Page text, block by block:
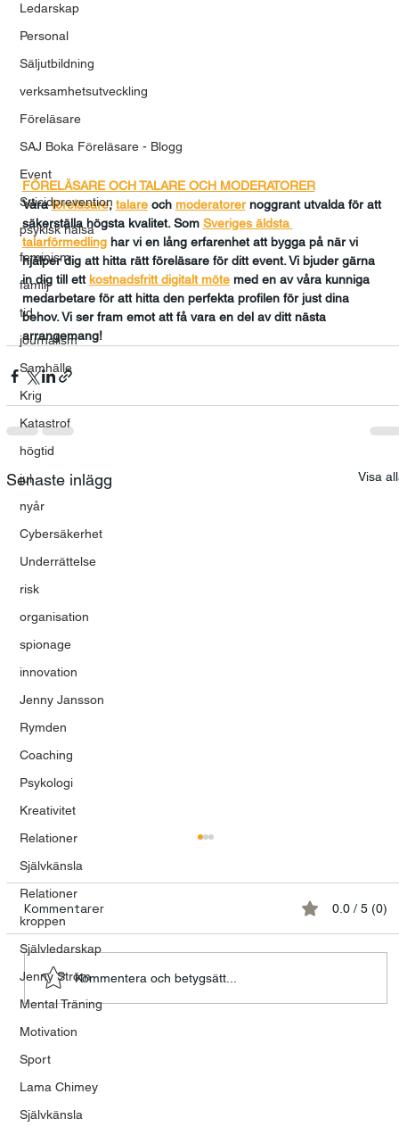
Ledarskap
Personal
Säljutbildning
verksamhetsutveckling
Föreläsare
SAJ Boka Föreläsare - Blogg
Event
Suicidprevention
psykisk hälsa
feminism
familj
tid
journalism
Samhälle
Krig
Katastrof
högtid
jul
nyår
Cybersäkerhet
Underrättelse
risk
organisation
spionage
innovation
Jenny Jansson
Rymden
Coaching
Psykologi
Kreativitet
Relationer
Självkänsla
Relationer
kroppen
Självledarskap
Jenny Ström
Mental Träning
Motivation
Sport
Lama Chimey
Självkänsla
FÖRELÄSARE OCH TALARE OCH MODERATORER
Våra föreläsare, talare och moderatorer noggrant utvalda för att
säkerställa högsta kvalitet. Som Sveriges äldsta
talarförmedling har vi en lång erfarenhet att bygga på när vi
hjälper dig att hitta rätt föreläsare för ditt event. Vi bjuder gärna
in dig till ett kostnadsfritt digitalt möte med en av våra kunniga
medarbetare för att hitta den perfekta profilen för just dina
behov. Vi ser fram emot att få vara en del av ditt nästa
arrangemang!
Senaste inlägg Visa
Modet att våga vara mänsklig
Kommentarer 0.0 / 5 (0)
Kommentera och betygsätt...